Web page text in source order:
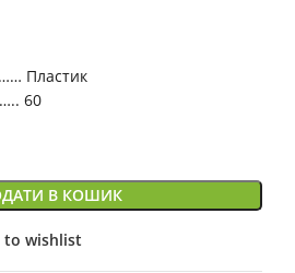
Пластик
60
В КОШИК
to wishlist